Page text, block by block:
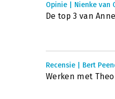
Opinie | Nienke van
De top 3 van
Recensie | Bert
Werken met